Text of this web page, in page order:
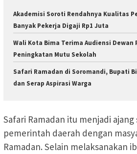
Akademisi Soroti Rendahnya Kualitas
Banyak Pekerja Digaji Rp1 Juta
Wali Kota Bima Terima Audiensi Dewan
Peningkatan Mutu Sekolah
Safari Ramadan di Soromandi, Bupati
dan Serap Aspirasi Warga
Safari Ramadan itu menjadi
pemerintah daerah dengan
Ramadan. Selain melaksanakan